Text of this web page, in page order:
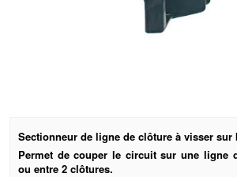
Sectionneur de ligne de clôture à visser sur
Permet de couper le circuit sur une ligne
ou entre 2 clôtures.